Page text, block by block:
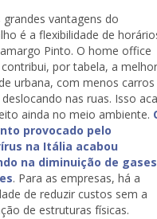
grandes vantagens do
é a flexibilidade de
Pinto. O home office
por tabela, a
urbana, com menos carros
nas ruas. Isso
ainda no meio ambiente.
provocado pelo
na Itália acabou
na diminuição de gases
. Para as empresas, há a
de reduzir custos sem a
de estruturas físicas.